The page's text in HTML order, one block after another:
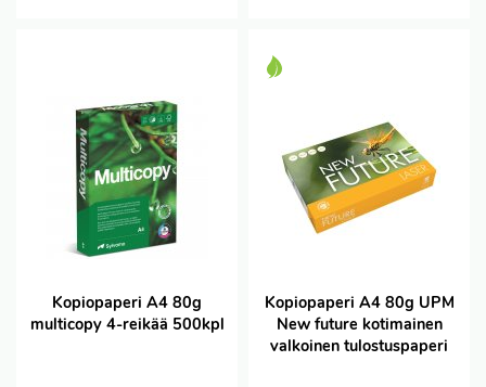
Kopiopaperi A4 80g
multicopy 4-reikää 500kpl
Kopiopaperi A4 80g UPM
New future kotimainen
valkoinen tulostuspaperi